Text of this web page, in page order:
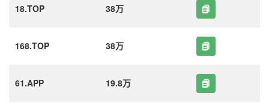
18.TOP 38万
168.TOP 38万
61.APP 19.8万